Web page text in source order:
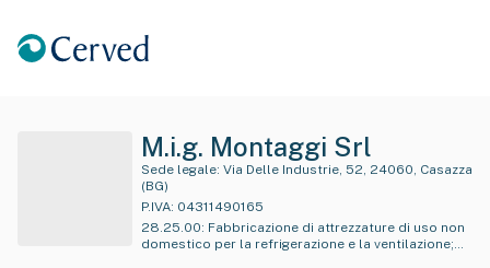
M.i.g. Montaggi Srl
Sede legale:
(BG)
P.IVA: 04311490165
28.25.00: Fabbricazione di attrezzature di uso non
domestico per la refrigerazione e la ventilazione;